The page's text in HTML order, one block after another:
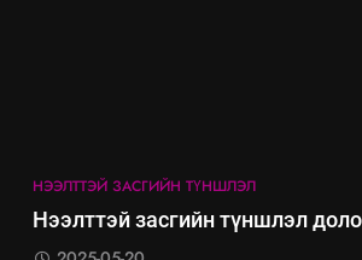
НЭЭЛТТЭЙ ЗАСГИЙН ТҮНШЛЭЛ
Нээлттэй засгийн түншлэл